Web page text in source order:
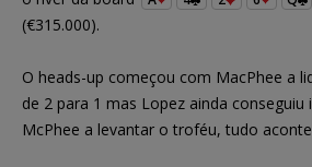
(€315.000).
O heads-up começou com MacPhee a
de 2 para 1 mas Lopez ainda conseguiu
McPhee a levantar o troféu, tudo